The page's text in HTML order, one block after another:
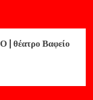
| θέατρο Βαφείο